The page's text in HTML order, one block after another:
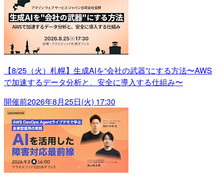
【8/25（火）札幌】生成AIを“会社の武器”にする方法〜AWS
で加速するデータ分析と、安全に導入する仕組み〜
開催前2026年8月25日(火) 17:30